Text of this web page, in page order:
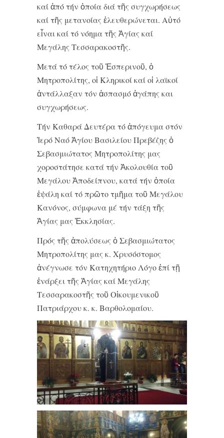
καί ἀπό τήν ὁποία διά τῆς συγχωρήσεως
καί τῆς μετανοίας ἐλευθερώνεται. Αὐτό
εἶναι καί τό νόημα τῆς Ἁγίας καί
Μεγάλης Τεσσαρακοστῆς.
Μετά τό τέλος τοῦ Ἑσπερινοῦ, ὁ
Μητροπολίτης, οἱ Κληρικοί καί οἱ λαϊκοί
ἀντάλλαξαν τόν ἀσπασμό ἀγάπης και
συγχωρήσεως.
Τήν Καθαρά Δευτέρα τό ἀπόγευμα στόν
Ἱερό Ναό Ἁγίου Βασιλείου Πρεβέζης ὁ
Σεβασμιώτατος Μητροπολίτης μας
χοροστάτησε κατά τήν Ἀκολουθία τοῦ
Μεγάλου Ἀποδείπνου, κατά τήν ὁποία
ἐψάλη καί τό πρῶτο τμῆμα τοῦ Μεγάλου
Κανόνος, σύμφωνα μέ τήν τάξη τῆς
Ἁγίας μας Ἐκκλησίας.
Πρός τῆς ἀπολύσεως ὁ Σεβασμιώτατος
Μητροπολίτης μας κ. Χρυσόστομος
ἀνέγνωσε τόν Κατηχητήριο Λόγο ἐπί τῇ
ἐνάρξει τῆς Ἁγίας καί Μεγάλης
Τεσσαρακοστῆς τοῦ Οἰκουμενικοῦ
Πατριάρχου κ. κ. Βαρθολομαίου.